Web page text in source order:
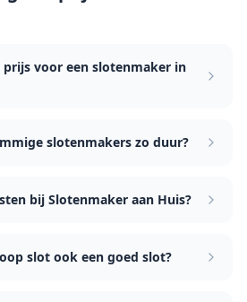
prijs voor een slotenmaker in
slotenmakers zo duur?
bij Slotenmaker aan Huis?
slot ook een goed slot?